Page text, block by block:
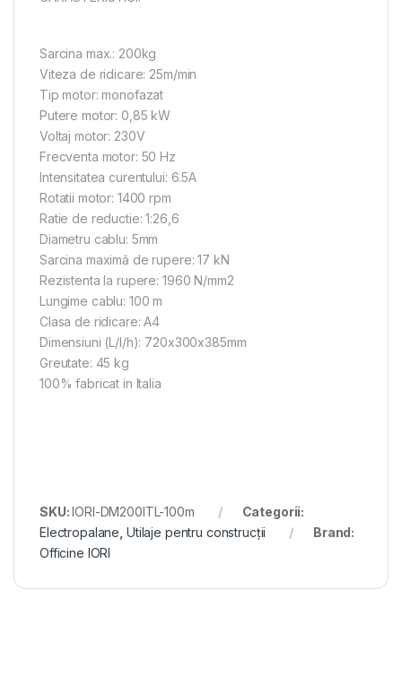
Sarcina max.: 200kg
Viteza de ridicare: 25m/min
Tip motor: monofazat
Putere motor: 0,85 kW
Voltaj motor: 230V
Frecventa motor: 50 Hz
Intensitatea curentului: 6.5A
Rotatii motor: 1400 rpm
Ratie de reductie: 1:26,6
Diametru cablu: 5mm
Sarcina maximă de rupere: 17 kN
Rezistenta la rupere: 1960 N/mm2
Lungime cablu: 100 m
Clasa de ridicare: A4
Dimensiuni (L/l/h): 720x300x385mm
Greutate: 45 kg
100% fabricat in Italia
SKU:IORI-DM200ITL-100m
Categorii:
Electropalane Utilaje pentru construcții
Brand:
Officine IORI